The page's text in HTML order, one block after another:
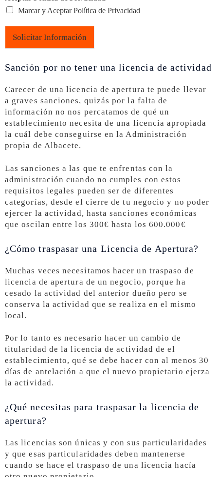
Marcar y Aceptar Política de Privacidad
Solicitar Información
Sanción por no tener una licencia de actividad
Carecer de una licencia de apertura te puede llevar
a graves sanciones, quizás por la falta de
información no nos percatamos de qué un
establecimiento necesita de una licencia apropiada
la cuál debe conseguirse en la Administración
propia de Albacete.
Las sanciones a las que te enfrentas con la
administración cuando no cumples con estos
requisitos legales pueden ser de diferentes
categorías, desde el cierre de tu negocio y no poder
ejercer la actividad, hasta sanciones económicas
que oscilan entre los 300€ hasta los 600.000€
¿Cómo traspasar una Licencia de Apertura?
Muchas veces necesitamos hacer un traspaso de
licencia de apertura de un negocio, porque ha
cesado la actividad del anterior dueño pero se
conserva la actividad que se realiza en el mismo
local.
Por lo tanto es necesario hacer un cambio de
titularidad de la licencia de actividad de el
establecimiento, qué se debe hacer con al menos 30
días de antelación a que el nuevo propietario ejerza
la actividad.
¿Qué necesitas para traspasar la licencia de
apertura?
Las licencias son únicas y con sus particularidades
y que esas particularidades deben mantenerse
cuando se hace el traspaso de una licencia hacía